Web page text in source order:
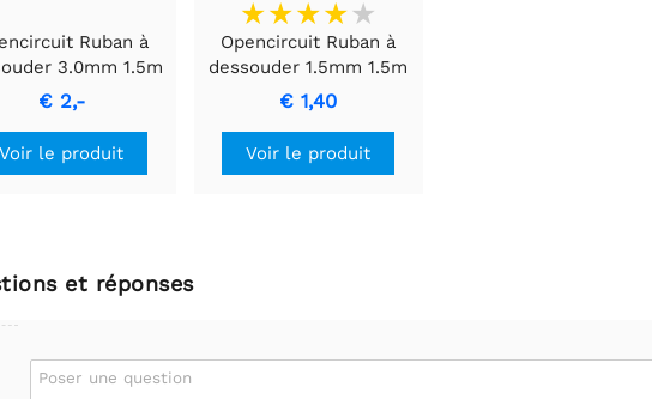
Ruban à
3.0mm 1.5m
€ 2,-
Voir le produit
Opencircuit Ruban à
dessouder 1.5mm 1.5m
€ 1,40
Voir le produit
et réponses
Poser une question